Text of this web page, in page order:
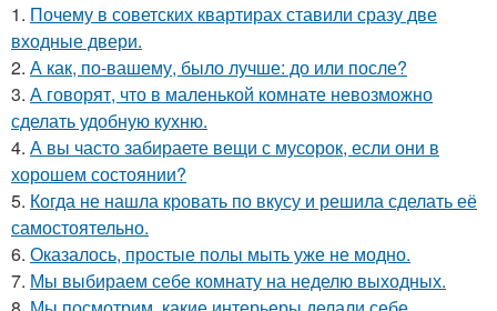
1. Почему в советских квартирах ставили сразу две
входные двери.
2. А как, по-вашему, было лучше: до или после?
3. А говорят, что в маленькой комнате невозможно
сделать удобную кухню.
4. А вы часто забираете вещи с мусорок, если они в
хорошем состоянии?
5. Когда не нашла кровать по вкусу и решила сделать её
самостоятельно.
6. Оказалось, простые полы мыть уже не модно.
7. Мы выбираем себе комнату на неделю выходных.